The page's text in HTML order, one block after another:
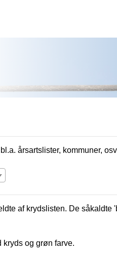
årsartslister, kommuner,
af krydslisten. De
kryds og grøn farve.